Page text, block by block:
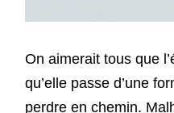
On aimerait tous que
qu’elle passe d’une
perdre en chemin.